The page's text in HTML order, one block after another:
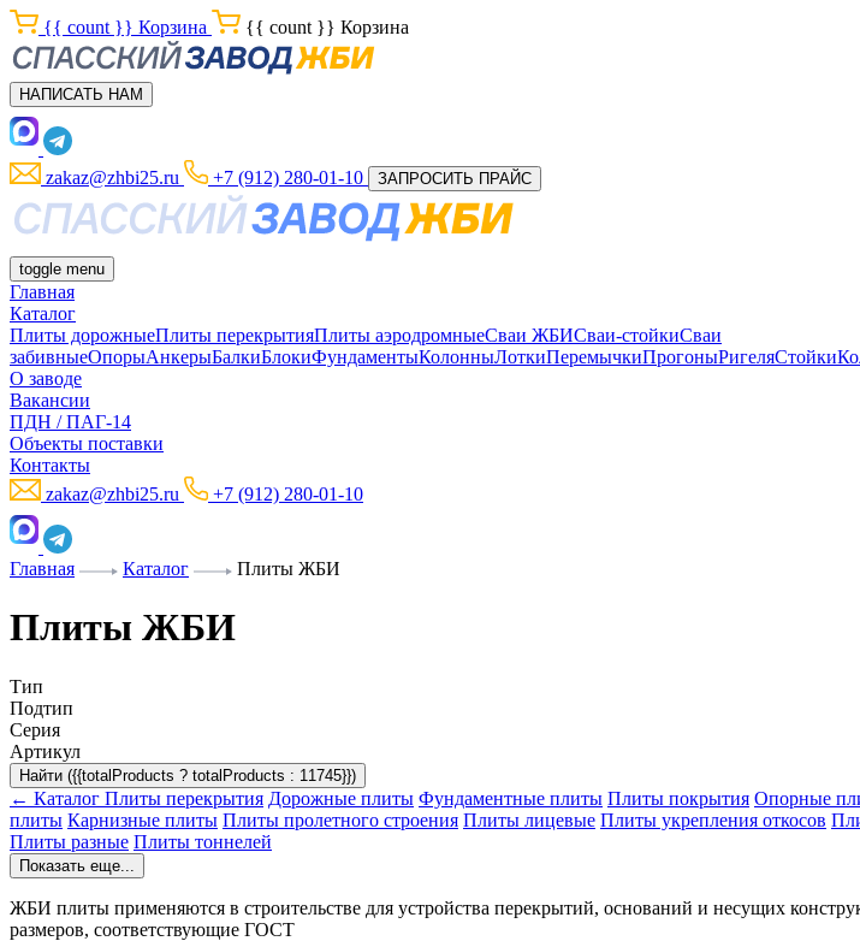
{{ count }} Корзина {{ count }} Корзина
НАПИСАТЬ НАМ
zakaz@zhbi25.ru +7 (912) 280-01-10 ЗАПРОСИТЬ ПРАЙС
toggle menu
Главная
Каталог
Плиты дорожныеПлиты перекрытияПлиты аэродромныеСваи ЖБИСваи-стойкиСваи
забивныеОпорыАнкерыБалкиБлокиФундаментыКолонныЛоткиПеремычкиПрогоныРигеляСтойки
О заводе
Вакансии
ПДН / ПАГ-14
Объекты поставки
Контакты
zakaz@zhbi25.ru
+7 (912) 280-01-10
Главная Каталог Плиты ЖБИ
Плиты ЖБИ
Тип
Подтип
Серия
Артикул
Найти ({{totalProducts ? totalProducts : 11745}})
← Каталог Плиты перекрытия Дорожные плиты Фундаментные плиты Плиты покрытия Опорные
плиты Карнизные плиты Плиты пролетного строения Плиты лицевые Плиты укрепления откосов
Плиты разные Плиты тоннелей
Показать еще...
ЖБИ плиты применяются в строительстве для устройства перекрытий, оснований и несущих
размеров, соответствующие ГОСТ